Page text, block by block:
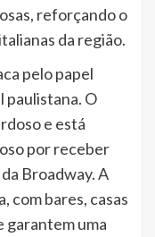
reforçando o
da região.
pelo papel
paulistana. O
e está
por receber
Broadway. A
com bares, casas
garantem uma